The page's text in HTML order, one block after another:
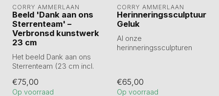
CORRY AMMERLAAN
Beeld 'Dank aan ons
Sterrenteam' –
Verbronsd kunstwerk
23 cm
Het beeld Dank aan ons
Sterrenteam (23 cm incl.
verbronsd en...
€75,00
Op voorraad
CORRY AMMERLAAN
Herinneringssculptuur
Geluk
Al onze
herinneringssculpturen
€65,00
Op voorraad